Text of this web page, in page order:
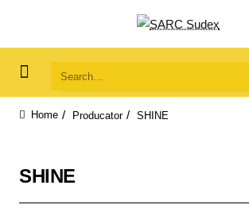
Search...
Producator SHINE
SHINE